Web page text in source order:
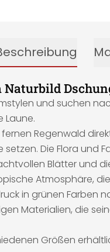
und suchen
Laune.
Regenwald
Die Flora und
Blätter und
Atmosphäre,
in grünen
Materialien, die
Größen